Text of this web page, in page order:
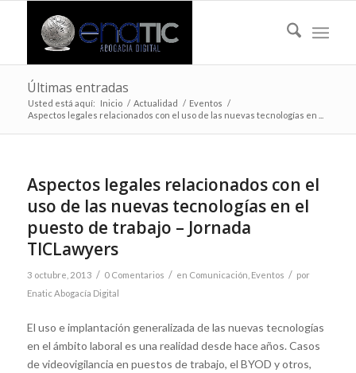
Últimas entradas
Usted está aquí: Inicio / Actualidad / Eventos /
Aspectos legales relacionados con el uso de las nuevas tecnologías en ...
Aspectos legales relacionados con el
uso de las nuevas tecnologías en el
puesto de trabajo – Jornada
TICLawyers
3 octubre, 2013 / 0 Comentarios / en Comunicación Eventos / por
Enatic Abogacía Digital
El uso e implantación generalizada de las nuevas tecnologías
en el ámbito laboral es una realidad desde hace años. Casos
de videovigilancia en puestos de trabajo, el BYOD y otros,